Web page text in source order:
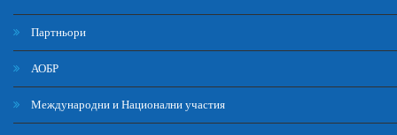
Партньори
АОБР
Международни и Национални участия